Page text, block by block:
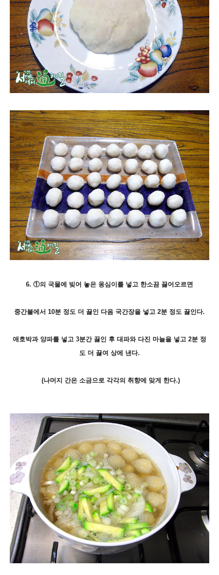
6. ①의 국물에 빚어 놓은 옹심이를 넣고 한소끔 끓어오르면
중간불에서 10분 정도 더 끓인 다음 국간장을 넣고 2분 정도 끓인다.
애호박과 양파를 넣고 3분간 끓인 후 대파와 다진 마늘을 넣고 2분 정
도 더 끓여 상에 낸다.
(나머지 간은 소금으로 각각의 취향에 맞게 한다.)